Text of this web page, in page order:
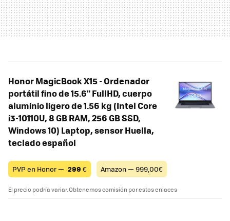
Honor MagicBook X15 - Ordenador
portátil fino de 15.6" FullHD, cuerpo
aluminio ligero de 1.56 kg (Intel Core
i3-10110U, 8 GB RAM, 256 GB SSD,
Windows 10) Laptop, sensor Huella,
teclado español
PVP en Honor — 299 € Amazon — 999,00€
El precio podría variar. Obtenemos comisión por estos enlaces